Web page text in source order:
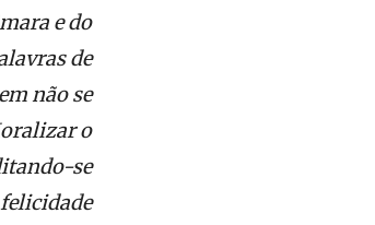
e do
de
não se
o
se